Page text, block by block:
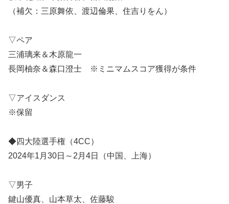
（補欠：三原舞依、渡辺倫果、住吉りをん）
▽ペア
三浦璃来＆木原龍一
長岡柚奈＆森口澄士 ※ミニマムスコア獲得が条件
▽アイスダンス
※保留
◆四大陸選手権（4CC）
2024年1月30日～2月4日（中国、上海）
▽男子
鍵山優真、山本草太、佐藤駿